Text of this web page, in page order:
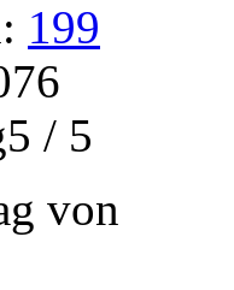
199
/ 5
von